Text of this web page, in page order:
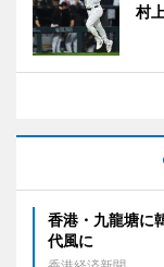
村
香港・九龍塘に
代風に